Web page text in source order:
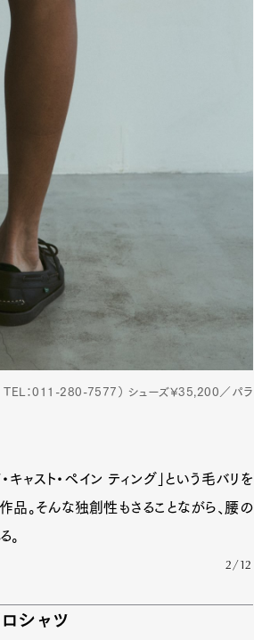
TEL：011-280-7577） シューズ¥35,200／パラ
ャスト・ペイン ティング」という毛バリを
品。そんな独創性もさることながら、腰の
。
2/12
シャツ